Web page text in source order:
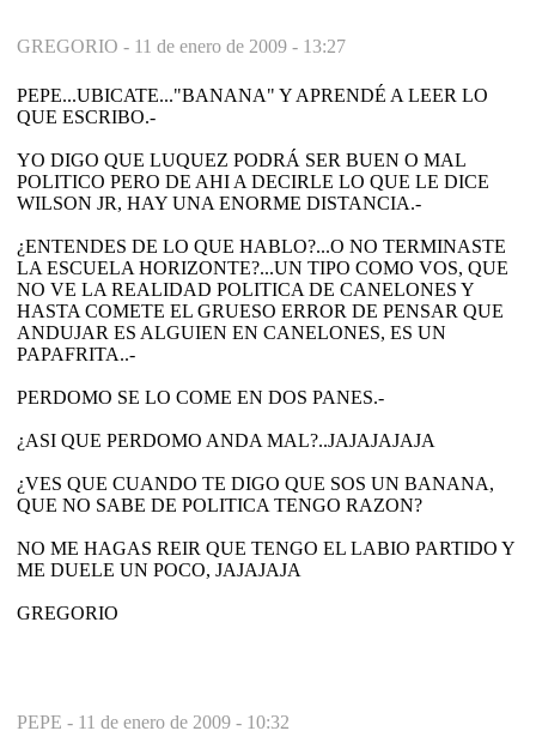
GREGORIO - 11 de enero de 2009 - 13:27
PEPE...UBICATE..."BANANA" Y APRENDÉ A LEER LO
QUE ESCRIBO.-
YO DIGO QUE LUQUEZ PODRÁ SER BUEN O MAL
POLITICO PERO DE AHI A DECIRLE LO QUE LE DICE
WILSON JR, HAY UNA ENORME DISTANCIA.-
¿ENTENDES DE LO QUE HABLO?...O NO TERMINASTE
LA ESCUELA HORIZONTE?...UN TIPO COMO VOS, QUE
NO VE LA REALIDAD POLITICA DE CANELONES Y
HASTA COMETE EL GRUESO ERROR DE PENSAR QUE
ANDUJAR ES ALGUIEN EN CANELONES, ES UN
PAPAFRITA..-
PERDOMO SE LO COME EN DOS PANES.-
¿ASI QUE PERDOMO ANDA MAL?..JAJAJAJAJA
¿VES QUE CUANDO TE DIGO QUE SOS UN BANANA,
QUE NO SABE DE POLITICA TENGO RAZON?
NO ME HAGAS REIR QUE TENGO EL LABIO PARTIDO Y
ME DUELE UN POCO, JAJAJAJA
GREGORIO
PEPE - 11 de enero de 2009 - 10:32